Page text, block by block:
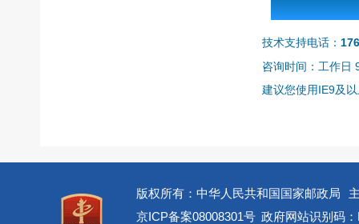
技术支持电话：
咨询时间：工作日
建议您使用IE9及
版权所有：中华人民共和国国家邮政局
京ICP备案08008301号 政府网站识别码